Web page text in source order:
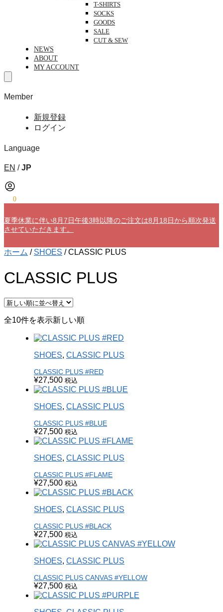
T-SHIRTS
SOCKS
GOODS
SALE
CUT & SEW
NEWS
ABOUT
MY ACCOUNT
Member
新規登録
ログイン
Language
EN /JP
0
夏季休業に伴い8月7日午後3時以降のご注文は8月18日から順次発送
させていただきます。
ホーム / SHOES /CLASSIC PLUS
CLASSIC PLUS
全10件を表示新しい順
SHOES, CLASSIC PLUS
CLASSIC PLUS #RED
¥27,500 税込
SHOES, CLASSIC PLUS
CLASSIC PLUS #BLUE
¥27,500 税込
SHOES, CLASSIC PLUS
CLASSIC PLUS #FLAME
¥27,500 税込
SHOES, CLASSIC PLUS
CLASSIC PLUS #BLACK
¥27,500 税込
SHOES, CLASSIC PLUS
CLASSIC PLUS CANVAS #YELLOW
¥27,500 税込